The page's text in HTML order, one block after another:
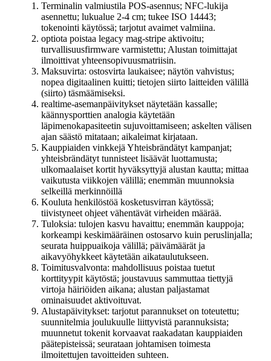
Terminalin valmiustila POS-asennus; NFC-lukija
asennettu; lukualue 2-4 cm; tukee ISO 14443;
tokenointi käytössä; tarjotut avaimet valmiina.
optiota poistaa legacy mag-stripe aktivoitu;
turvallisuusfirmware varmistettu; Alustan toimittajat
ilmoittivat yhteensopivuusmatriisin.
Maksuvirta: ostosvirta laukaisee; näytön vahvistus;
nopea digitaalinen kuitti; tietojen siirto laitteiden välillä
(siirto) täsmäämiseksi.
realtime-asemanpäivitykset näytetään kassalle;
käännysporttien analogia käytetään
läpimenokapasiteetin sujuvoittamiseen; askelten välisen
ajan säästö mitataan; aikaleimat kirjataan.
Kauppiaiden vinkkejä Yhteisbrändätyt kampanjat;
yhteisbrändätyt tunnisteet lisäävät luottamusta;
ulkomaalaiset kortit hyväksyttyjä alustan kautta; mittaa
vaikutusta viikkojen välillä; enemmän muunnoksia
selkeillä merkinnöillä
Kouluta henkilöstöä kosketusvirran käytössä;
tiivistyneet ohjeet vähentävät virheiden määrää.
Tuloksia: tulojen kasvu havaittu; enemmän kauppoja;
korkeampi keskimääräinen ostosarvo kuin peruslinjalla;
seurata huippuaikoja välillä; päivämäärät ja
aikavyöhykkeet käytetään aikataulutukseen.
Toimitusvalvonta: mahdollisuus poistaa tuetut
korttityypit käytöstä; joustavuus sammuttaa tiettyjä
virtoja häiriöiden aikana; alustan paljastamat
ominaisuudet aktivoituvat.
Alustapäivitykset: tarjotut parannukset on toteutettu;
suunnitelmia joulukuulle liittyvistä parannuksista;
muunnetut tokenit korvaavat raakadatan kauppiaiden
päätepisteissä; seurataan johtamisen toimesta
ilmoitettujen tavoitteiden suhteen.